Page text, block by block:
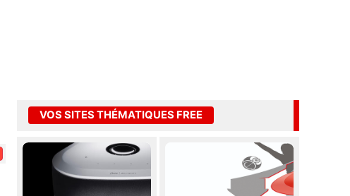
VOS SITES THÉMATIQUES FREE